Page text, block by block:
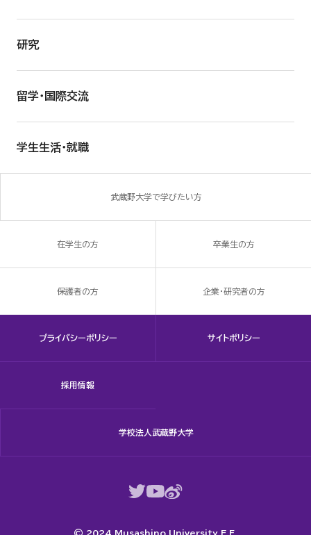
研究
留学・国際交流
学生生活・就職
武蔵野大学で学びたい方
在学生の方 卒業生の方
保護者の方 企業・研究者の方
プライバシーポリシー サイトポリシー
採用情報
学校法人武蔵野大学
© 2024 Musashino University E.F.